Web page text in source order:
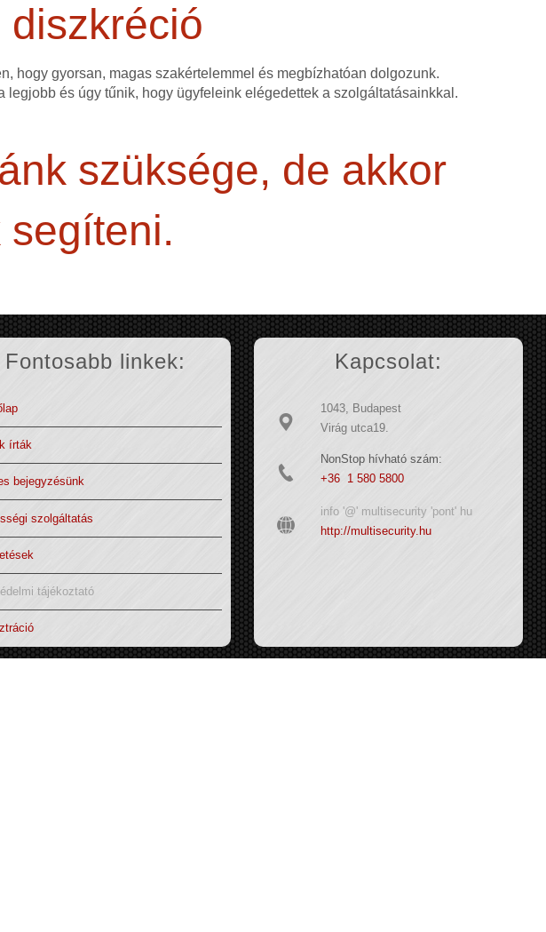
hogy gyorsan, magas szakértelemmel és megbízhatóan dolgozunk.
és úgy tűnik, hogy ügyfeleink elégedettek a szolgáltatásainkkal.
szüksége, de akkor
Fontosabb linkek:
írták
bejegyzésünk
szolgáltatás
tájékoztató
Kapcsolat:
1043, Budapest
Virág utca19.
NonStop hívható szám:
+36 1 580 5800
info '@' multisecurity 'pont' hu
http://multisecurity.hu